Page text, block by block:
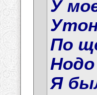
У
По
Я